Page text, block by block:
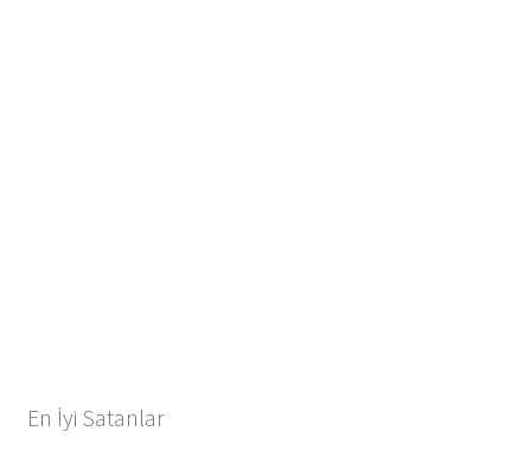
En İyi Satanlar